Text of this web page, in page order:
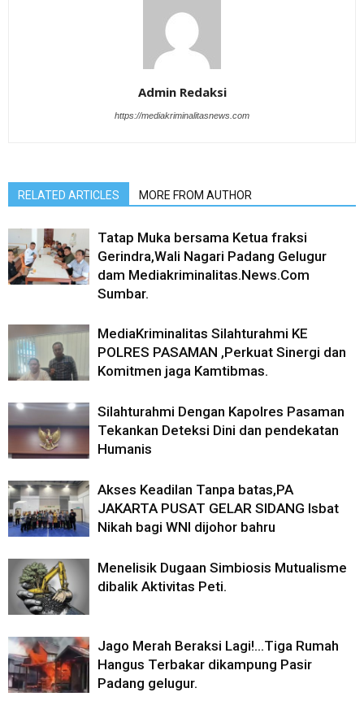
Admin Redaksi
https://mediakriminalitasnews.com
RELATED ARTICLES MORE FROM AUTHOR
Tatap Muka bersama Ketua fraksi
Gerindra,Wali Nagari Padang Gelugur
dam Mediakriminalitas.News.Com
Sumbar.
MediaKriminalitas Silahturahmi KE
POLRES PASAMAN ,Perkuat Sinergi dan
Komitmen jaga Kamtibmas.
Silahturahmi Dengan Kapolres Pasaman
Tekankan Deteksi Dini dan pendekatan
Humanis
Akses Keadilan Tanpa batas,PA
JAKARTA PUSAT GELAR SIDANG Isbat
Nikah bagi WNI dijohor bahru
Menelisik Dugaan Simbiosis Mutualisme
dibalik Aktivitas Peti.
Jago Merah Beraksi Lagi!…Tiga Rumah
Hangus Terbakar dikampung Pasir
Padang gelugur.